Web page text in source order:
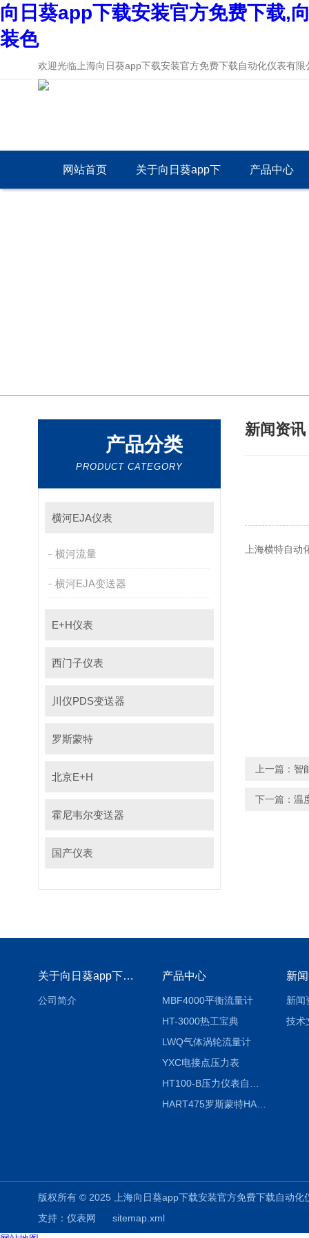
向日葵app下载安装官方免费下载,
装色
欢迎光临上海向日葵app下载安装官方免费下载自动化仪表有限公
网站首页 关于向日葵app下 产品中心
产品分类
PRODUCT CATEGORY
横河EJA仪表
横河流量
横河EJA变送器
E+H仪表
西门子仪表
川仪PDS变送器
罗斯蒙特
北京E+H
霍尼韦尔变送器
国产仪表
新闻资讯
上海横特自动
上一篇： 智
下一篇： 温
关于向日葵app下载安装官方免费下载
公司简介
产品中心
MBF4000平衡流量计
HT-3000热工宝典
LWQ气体涡轮流量计
YXC电接点压力表
HART475罗斯蒙特HART475手操器
新
新闻
技术
版权所有 © 2025 上海向日葵app下载安装官方免费下载自
支持： 仪表网
sitemap.xml